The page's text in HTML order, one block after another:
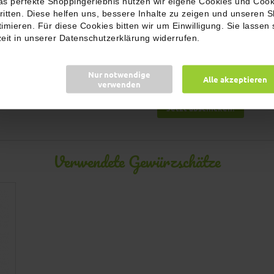
Diese helfen uns, bessere Inhalte zu zeigen und unseren
Für diese Cookies bitten wir um Einwilligung. Sie lassen
in unserer Datenschutzerklärung widerrufen.
Nur notwendige
verwenden
Alle akzeptieren
Name
Jetzt abschicken!
Verwendete Gewürzschätze